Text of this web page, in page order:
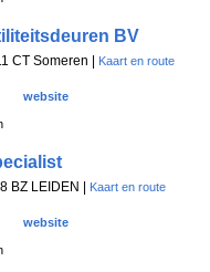
BV
CT Someren | Kaart en route
website
BZ LEIDEN | Kaart en route
website